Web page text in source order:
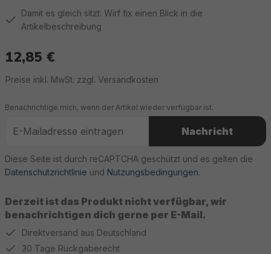
Damit es gleich sitzt: Wirf fix einen Blick in die
Artikelbeschreibung
12,85 €
Preise inkl. MwSt. zzgl. Versandkosten
Derzeit ist das Produkt nicht verfügbar, wir
benachrichtigen dich gerne per E-Mail.
Benachrichtige mich, wenn der Artikel wieder verfügbar ist.
Nachricht
Diese Seite ist durch reCAPTCHA geschützt und es gelten die
Datenschutzrichtlinie und Nutzungsbedingungen.
Direktversand aus Deutschland
30 Tage Rückgaberecht